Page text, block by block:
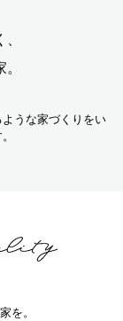
うな家づくりをい
を。